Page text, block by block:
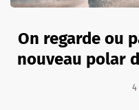
On regarde ou
nouveau polar
4